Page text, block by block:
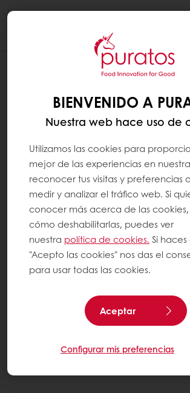
CRANBERRIES
BIENVENIDO A
Nuestra web hace uso de
Utilizamos las cookies para
mejor de las experiencias en
reconocer tus visitas y preferencias
medir y analizar el tráfico web. Si
conocer más acerca de las
cómo deshabilitarlas, puedes ver
nuestra política de cookies. Si
"Acepto las cookies" nos das el
para usar todas las cookies.
Aceptar
Configurar mis preferencias